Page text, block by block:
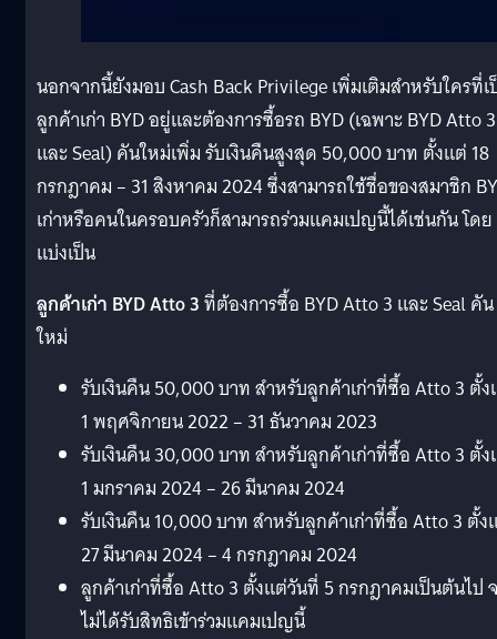
นอกจากนี้ยังมอบ Cash Back Privilege เพิ่มเติมสำหรับใครที่
ลูกค้าเก่า BYD อยู่และต้องการซื้อรถ BYD (เฉพาะ BYD Atto 3
และ Seal) คันใหม่เพิ่ม รับเงินคืนสูงสุด 50,000 บาท ตั้งแต่ 18
กรกฎาคม – 31 สิงหาคม 2024 ซึ่งสามารถใช้ชื่อของสมาชิก
เก่าหรือคนในครอบครัวก็สามารถร่วมแคมเปญนี้ได้เช่นกัน โดย
แบ่งเป็น
ลูกค้าเก่า BYD Atto 3ที่ต้องการซื้อ BYD Atto 3 และ Seal คัน
ใหม่
รับเงินคืน 50,000 บาท สำหรับลูกค้าเก่าที่ซื้อ Atto 3 ตั้
1 พฤศจิกายน 2022 – 31 ธันวาคม 2023
รับเงินคืน 30,000 บาท สำหรับลูกค้าเก่าที่ซื้อ Atto 3 ตั้
1 มกราคม 2024 – 26 มีนาคม 2024
รับเงินคืน 10,000 บาท สำหรับลูกค้าเก่าที่ซื้อ Atto 3 ตั้ง
27 มีนาคม 2024 – 4 กรกฎาคม 2024
ลูกค้าเก่าที่ซื้อ Atto 3 ตั้งแต่วันที่ 5 กรกฎาคมเป็นต้นไป
ไม่ได้รับสิทธิเข้าร่วมแคมเปญนี้